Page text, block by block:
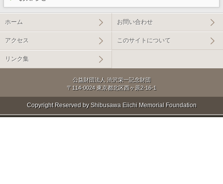
ホーム お問い合わせ
アクセス このサイトについて
リンク集
公益財団法人 渋沢栄一記念財団
〒114-0024 東京都北区西ヶ原2-16-1
Copyright Reserved by Shibusawa Eiichi Memorial Foundation